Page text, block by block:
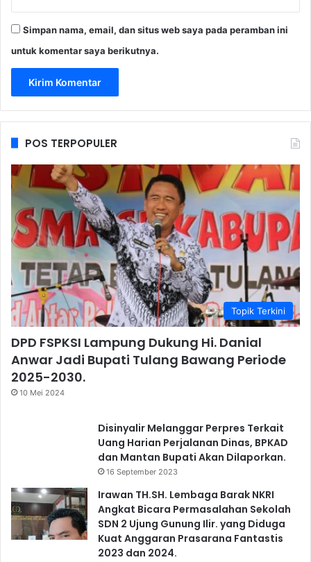
Simpan nama, email, dan situs web saya pada peramban ini
untuk komentar saya berikutnya.
POS TERPOPULER
Topik Terkini
DPD FSPKSI Lampung Dukung Hi. Danial
Anwar Jadi Bupati Tulang Bawang Periode
2025-2030.
10 Mei 2024
Disinyalir Melanggar Perpres Terkait
Uang Harian Perjalanan Dinas, BPKAD
dan Mantan Bupati Akan Dilaporkan.
16 September 2023
Irawan TH.SH. Lembaga Barak NKRI
Angkat Bicara Permasalahan Sekolah
SDN 2 Ujung Gunung Ilir. yang Diduga
Kuat Anggaran Prasarana Fantastis
2023 dan 2024.